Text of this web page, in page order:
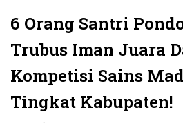
6 Orang Santri
Trubus Iman Juara
Kompetisi Sains
Tingkat Kabupaten!